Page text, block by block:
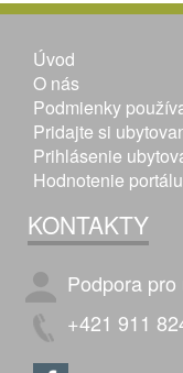
Úvod
O nás
Podmienky
Pridajte si
Prihlásenie
Hodnotenie portálu
KONTAKTY
Podpora
+421 911